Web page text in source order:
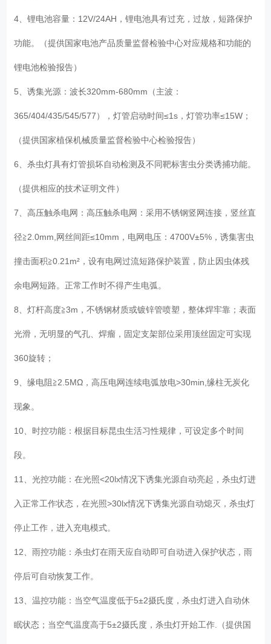
4、锂电池容量：12V/24AH，锂电池具有过充，过放，短路保护
功能。（提供国家电池产品质量监督检验中心对应规格和功能的
锂电池检验报告）
5、诱集光源：波长320mm-680mm（主波：
365/404/435/545/577），灯管启动时间≤1s，灯管功率≤15W；
（提供国家植保机械质量监督检验中心检验报告）
6、杀虫灯具有灯管损坏自动检测及不同靶标害虫分类诱捕功能。
（提供相应的技术证明文件）
7、高压触杀电网：高压触杀电网：采用不锈钢竖网连接，竖丝直
径≧2.0mm,网丝间距≤10mm，电网电压：4700V±5%，诱集害虫
撞击面积≧0.21m²，设有电网过流短路保护装置，防止因虫体残
余电网短路。正常工作时不得产生电弧。
8、灯杆高度≧3m，不锈钢材质或镀锌管喷塑，整体焊牢靠；表面
光滑，无明显的气孔、焊瘤，固定支架部位采用顶丝固定可实现
360旋转；
9、缘电阻≧2.5MΩ，高压电网连续电弧放电>30min,缘柱无炭化
现象。
10、时控功能：根据目标昆虫生活习性规律，可设定多个时间
段。
11、光控功能：在光照<20lx情况下诱集光源自动亮起，杀虫灯进
入正常工作状态，在光照>30lx情况下诱集光源自动熄灭，杀虫灯
停止工作，进入充电模式。
12、雨控功能：杀虫灯在雨天应自动即可自动进入保护状态，雨
停后可自动恢复工作。
13、温控功能：当空气温度低于5±2摄氏度，杀虫灯进入自动休
眠状态；当空气温度高于5±2摄氏度，杀虫灯开始工作.（提供国